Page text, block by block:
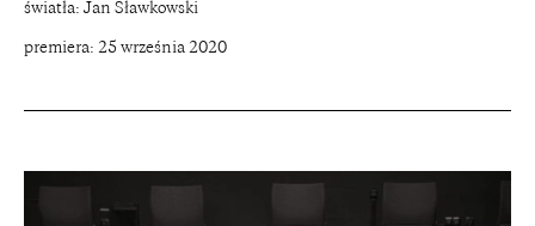
światła: Jan Sławkowski
premiera: 25 września 2020